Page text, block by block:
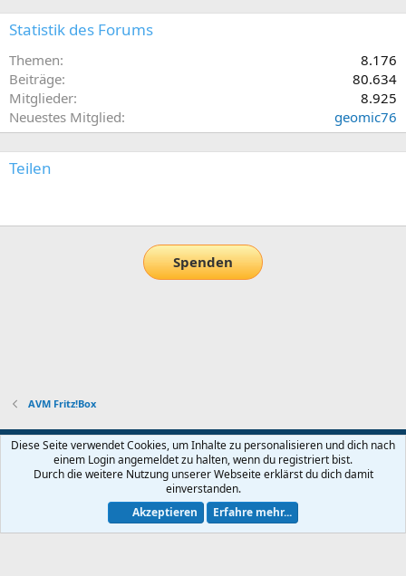
Statistik des Forums
Themen
8.176
Beiträge
80.634
Mitglieder
8.925
Neuestes Mitglied
geomic76
Teilen
Spenden
AVM Fritz!Box
Default-Theme
Nutzungsbedingungen
Datenschutz Hilfe und Impressum Start
Community platform by XenForo® © 2010-2026 XenForo Ltd.
Diese Seite verwendet Cookies, um Inhalte zu personalisieren und dich nach
einem Login angemeldet zu halten, wenn du registriert bist.
Durch die weitere Nutzung unserer Webseite erklärst du dich damit
einverstanden.
Akzeptieren
Erfahre mehr...